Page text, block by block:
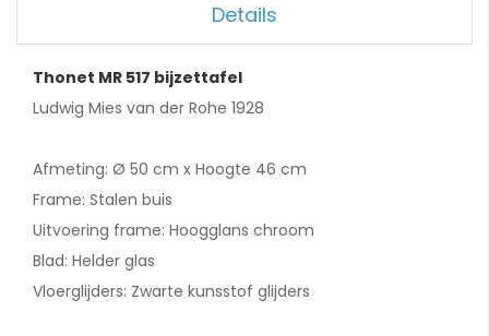
Details
Thonet MR 517 bijzettafel
Ludwig Mies van der Rohe 1928
Afmeting: Ø 50 cm x Hoogte 46 cm
Frame: Stalen buis
Uitvoering frame: Hoogglans chroom
Blad: Helder glas
Vloerglijders: Zwarte kunsstof glijders